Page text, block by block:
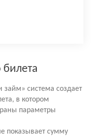
билета
займ» система создает
в котором
параметры
показывает сумму